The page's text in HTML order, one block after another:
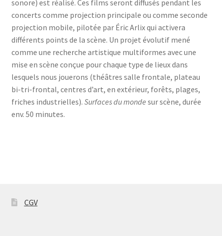
sonore) est réalisé. Ces films seront diffusés pendant les
concerts comme projection principale ou comme seconde
projection mobile, pilotée par Éric Arlix qui activera
différents points de la scène. Un projet évolutif mené
comme une recherche artistique multiformes avec une
mise en scène conçue pour chaque type de lieux dans
lesquels nous jouerons (théâtres salle frontale, plateau
bi-tri-frontal, centres d’art, en extérieur, forêts, plages,
friches industrielles). Surfaces du monde sur scène, durée
env. 50 minutes.
CGV